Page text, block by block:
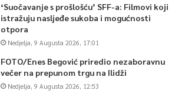
‘Suočavanje s prošlošću’ SFF-a: Filmovi koji
istražuju nasljeđe sukoba i mogućnosti
otpora
Nedjelja, 9 Augusta 2026, 17:01
FOTO/Enes Begović priredio nezaboravnu
večer na prepunom trgu na Ilidži
Nedjelja, 9 Augusta 2026, 12:53